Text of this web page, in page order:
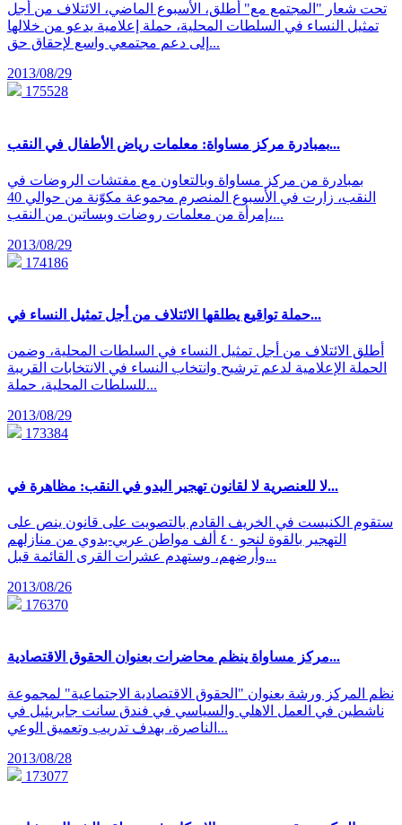
تحت شعار "المجتمع مع" أطلق، الأسبوع الماضي، الائتلاف من أجل
تمثيل النساء في السلطات المحلية، حملة إعلامية يدعو من خلالها
إلى دعم مجتمعي واسع لإحقاق حق...
2013/08/29
175528
بمبادرة مركز مساواة: معلمات رياض الأطفال في النقب...
بمبادرة من مركز مساواة وبالتعاون مع مفتشات الروضات في
النقب، زارت في الأسبوع المنصرم مجموعة مكوّنة من حوالي 40
إمرأة من معلمات روضات وبساتين من النقب،...
2013/08/29
174186
حملة تواقيع يطلقها الائتلاف من أجل تمثيل النساء في...
أطلق الائتلاف من أجل تمثيل النساء في السلطات المحلية، وضمن
الحملة الإعلامية لدعم ترشيح وانتخاب النساء في الانتخابات القريبة
للسلطات المحلية، حملة...
2013/08/29
173384
لا للعنصرية لا لقانون تهجير البدو في النقب: مظاهرة في...
ستقوم الكنيست في الخريف القادم بالتصويت على قانون ينص على
التهجير بالقوة لنحو ٤٠ ألف مواطن عربي-بدوي من منازلهم
وأرضهم، وستهدم عشرات القرى القائمة قبل...
2013/08/26
176370
مركز مساواة ينظم محاضرات بعنوان الحقوق الاقتصادية...
نظم المركز ورشة بعنوان "الحقوق الاقتصادية الاجتماعية" لمجموعة
ناشطين في العمل الاهلي والسياسي في فندق سانت جابريئيل في
الناصرة، بهدف تدريب وتعميق الوعي...
2013/08/28
173077